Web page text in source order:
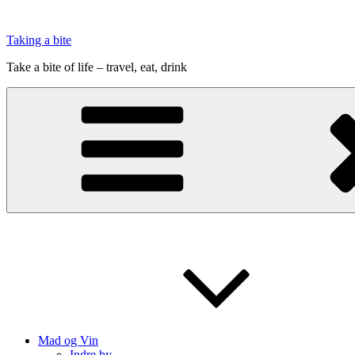
indhold
Taking a bite
Take a bite of life – travel, eat, drink
Mad og Vin